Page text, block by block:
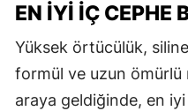
EN İYI İÇ CEPHE
Yüksek örtücülük,
formül ve uzun ömürlü
araya geldiğinde, en iyi